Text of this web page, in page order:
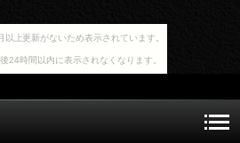
上更新がないため表示されています。
24時間以内に表示されなくなります。